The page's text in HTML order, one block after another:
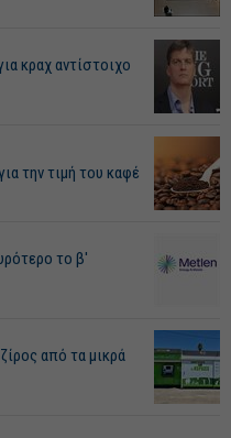
κραχ αντίστοιχο
την τιμή του καφέ
το β'
από τα μικρά